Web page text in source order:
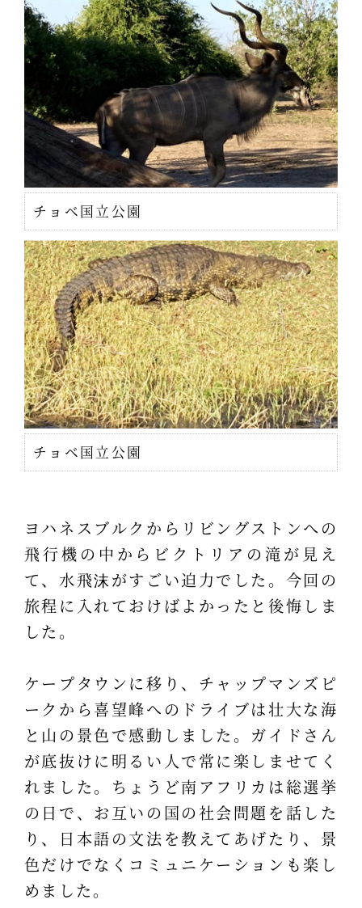
チョベ国立公園
チョベ国立公園
ヨハネスブルクからリビングストンへの
飛行機の中からビクトリアの滝が見え
て、水飛沫がすごい迫力でした。今回の
旅程に入れておけばよかったと後悔しま
した。
ケープタウンに移り、チャップマンズピ
ークから喜望峰へのドライブは壮大な海
と山の景色で感動しました。ガイドさん
が底抜けに明るい人で常に楽しませてく
れました。ちょうど南アフリカは総選挙
の日で、お互いの国の社会問題を話した
り、日本語の文法を教えてあげたり、景
色だけでなくコミュニケーションも楽し
めました。